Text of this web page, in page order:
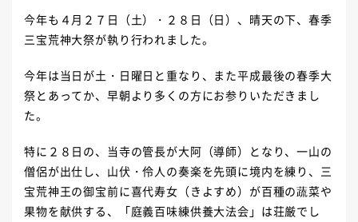
今年も４月２７日（土）・２８日（日）、晴天の下、春季
三宝荒神大祭が執り行われました。
今年は当日が土・日曜日と重なり、また平成最後の春季大
祭とあってか、早朝より多くの方にお参りいただきまし
た。
特に２８日の、当寺の管長が大阿（導師）となり、一山の
僧侶が出仕し、山伏・伶人の奏楽を先頭に境内を練り、三
宝荒神王の御宝前に喜代寿女（きよすめ）が百種の蔬菜や
果物を献供する、「庭義百味練供養大法会」は荘厳でし